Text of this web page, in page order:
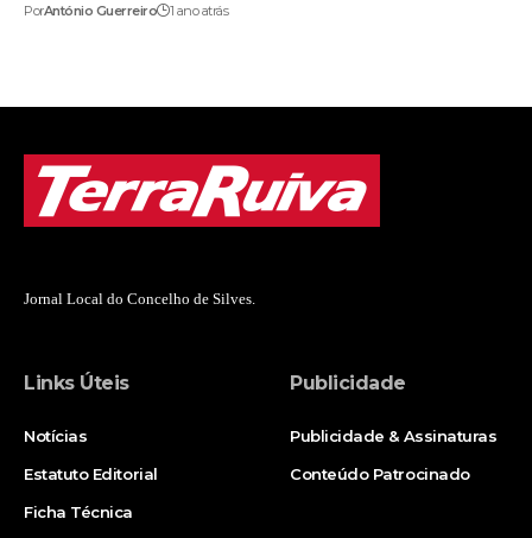
PorAntónio Guerreiro 1 ano atrás
Jornal Local do Concelho de Silves.
Links Úteis
Notícias
Estatuto Editorial
Ficha Técnica
Publicidade
Publicidade & Assinaturas
Conteúdo Patrocinado